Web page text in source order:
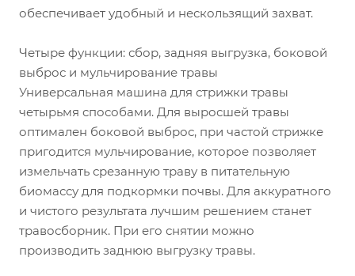
обеспечивает удобный и нескользящий захват.
Четыре функции: сбор, задняя выгрузка, боковой
выброс и мульчирование травы
Универсальная машина для стрижки травы
четырьмя способами. Для выросшей травы
оптимален боковой выброс, при частой стрижке
пригодится мульчирование, которое позволяет
измельчать срезанную траву в питательную
биомассу для подкормки почвы. Для аккуратного
и чистого результата лучшим решением станет
травосборник. При его снятии можно
производить заднюю выгрузку травы.